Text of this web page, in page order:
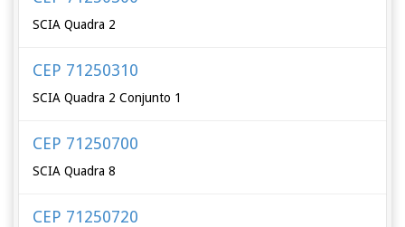
SCIA Quadra 2
CEP 71250310
SCIA Quadra 2 Conjunto 1
CEP 71250700
SCIA Quadra 8
CEP 71250720